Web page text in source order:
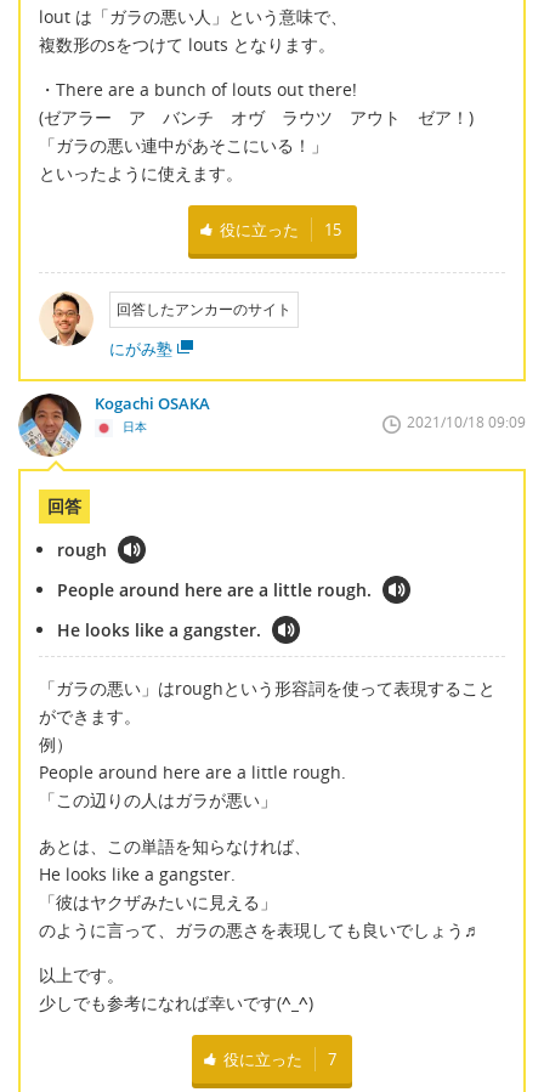
lout は「ガラの悪い人」という意味で、
複数形のsをつけて louts となります。
・There are a bunch of louts out there!
(ゼアラー ア バンチ オヴ ラウツ アウト ゼア！)
「ガラの悪い連中があそこにいる！」
といったように使えます。
役に立った 15
回答したアンカーのサイト
にがみ塾
Kogachi OSAKA
日本 2021/10/18 09:09
回答
rough
People around here are a little rough.
He looks like a gangster.
「ガラの悪い」はroughという形容詞を使って表現すること
ができます。
例）
People around here are a little rough.
「この辺りの人はガラが悪い」
あとは、この単語を知らなければ、
He looks like a gangster.
「彼はヤクザみたいに見える」
のように言って、ガラの悪さを表現しても良いでしょう♬
以上です。
少しでも参考になれば幸いです(^_^)
役に立った 7